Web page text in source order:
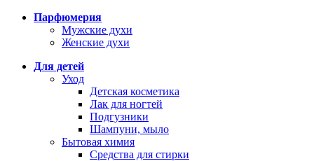
Парфюмерия
Мужские духи
Женские духи
Для детей
Уход
Детская косметика
Лак для ногтей
Подгузники
Шампуни, мыло
Бытовая химия
Средства для стирки